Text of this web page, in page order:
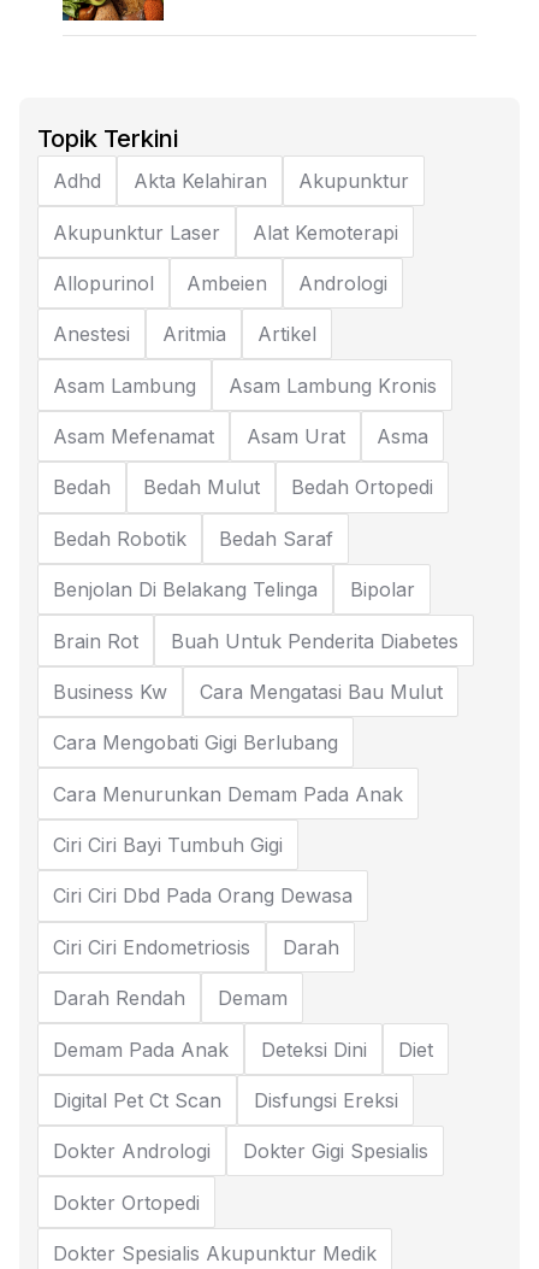
Topik Terkini
Adhd Akta Kelahiran Akupunktur
Akupunktur Laser Alat Kemoterapi
Allopurinol Ambeien Andrologi
Anestesi Aritmia Artikel
Asam Lambung Asam Lambung Kronis
Asam Mefenamat Asam Urat Asma
Bedah Bedah Mulut Bedah Ortopedi
Bedah Robotik Bedah Saraf
Benjolan Di Belakang Telinga Bipolar
Brain Rot Buah Untuk Penderita Diabetes
Business Kw Cara Mengatasi Bau Mulut
Cara Mengobati Gigi Berlubang
Cara Menurunkan Demam Pada Anak
Ciri Ciri Bayi Tumbuh Gigi
Ciri Ciri Dbd Pada Orang Dewasa
Ciri Ciri Endometriosis Darah
Darah Rendah Demam
Demam Pada Anak Deteksi Dini Diet
Digital Pet Ct Scan Disfungsi Ereksi
Dokter Andrologi Dokter Gigi Spesialis
Dokter Ortopedi
Dokter Spesialis Akupunktur Medik